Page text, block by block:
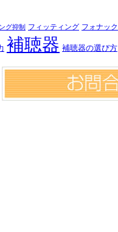
グ抑制 フィッティング フォナック
補聴器 補聴器の選び方